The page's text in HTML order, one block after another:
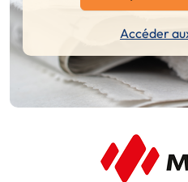
Accéder